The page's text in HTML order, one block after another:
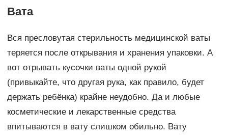
Вата
Вся пресловутая стерильность медицинской ваты
теряется после открывания и хранения упаковки. А
вот отрывать кусочки ваты одной рукой
(привыкайте, что другая рука, как правило, будет
держать ребёнка) крайне неудобно. Да и любые
косметические и лекарственные средства
впитываются в вату слишком обильно. Вату